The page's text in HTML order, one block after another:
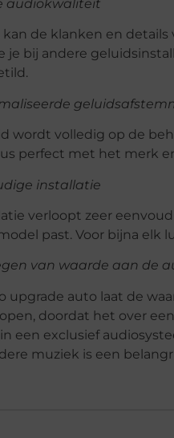
audiokwaliteit
kan de klanken en
je bij andere
wordt volledig op de
perfect met het merk
installatie
verloopt zeer
past. Voor bijna elk
van waarde aan de
upgrade auto laat de
doordat het over
een exclusief
muziek is een